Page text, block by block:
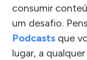
consumir
um desafio.
Podcasts que
lugar, a